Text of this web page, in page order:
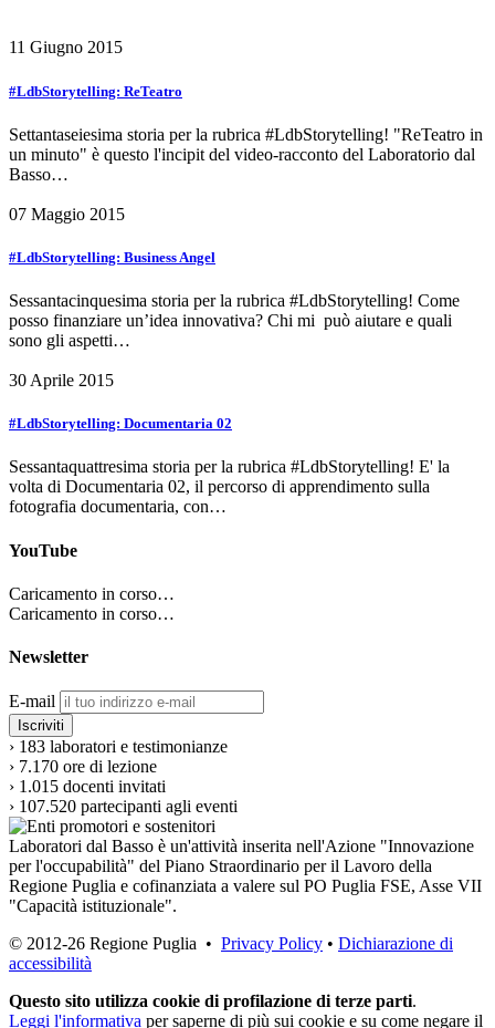
11 Giugno 2015
#LdbStorytelling: ReTeatro
Settantaseiesima storia per la rubrica #LdbStorytelling! "ReTeatro in
un minuto" è questo l'incipit del video-racconto del Laboratorio dal
Basso…
07 Maggio 2015
#LdbStorytelling: Business Angel
Sessantacinquesima storia per la rubrica #LdbStorytelling! Come
posso finanziare un’idea innovativa? Chi mi può aiutare e quali
sono gli aspetti…
30 Aprile 2015
#LdbStorytelling: Documentaria 02
Sessantaquattresima storia per la rubrica #LdbStorytelling! E' la
volta di Documentaria 02, il percorso di apprendimento sulla
fotografia documentaria, con…
YouTube
Caricamento in corso…
Caricamento in corso…
Newsletter
E-mail
› 183 laboratori e testimonianze
› 7.170 ore di lezione
› 1.015 docenti invitati
› 107.520 partecipanti agli eventi
Laboratori dal Basso è un'attività inserita nell'Azione "Innovazione
per l'occupabilità" del Piano Straordinario per il Lavoro della
Regione Puglia e cofinanziata a valere sul PO Puglia FSE, Asse VII
"Capacità istituzionale".
© 2012-26 Regione Puglia • Privacy Policy • Dichiarazione di
accessibilità
Questo sito utilizza cookie di profilazione di terze parti.
Leggi l'informativa per saperne di più sui cookie e su come negare il